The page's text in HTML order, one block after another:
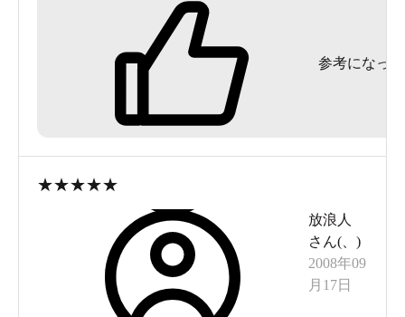
番見晴らしの良い最上階（7階）の角部屋で、山々
や大きな1枚岩も眼前に見渡せる12畳＋玄関＋トイ
レ・浴室＋他を用意していただけました。
【立地】「秘境」というだけあって周りに何もな
【施設】古さはどうしようもありませんが、隆盛
時を思わせる施設で、ゆとりのある安物でない立
派な作りには驚きました。天人峡独特の大きな岩
をそのまま一面の壁面利用した広い浴室は必見で
参考になった
★★★★★
放浪人
さん(
)
2008年09
月17日